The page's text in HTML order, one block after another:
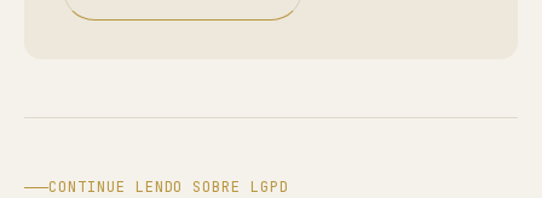
CONTINUE LENDO SOBRE LGPD